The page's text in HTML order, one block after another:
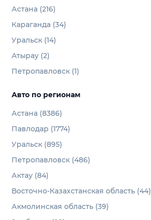
Астана (216)
Караганда (34)
Уральск (14)
Атырау (2)
Петропавловск (1)
Авто по регионам
Астана (8386)
Павлодар (1774)
Уральск (895)
Петропавловск (486)
Актау (84)
Восточно-Казахстанская область (44)
Акмолинская область (39)